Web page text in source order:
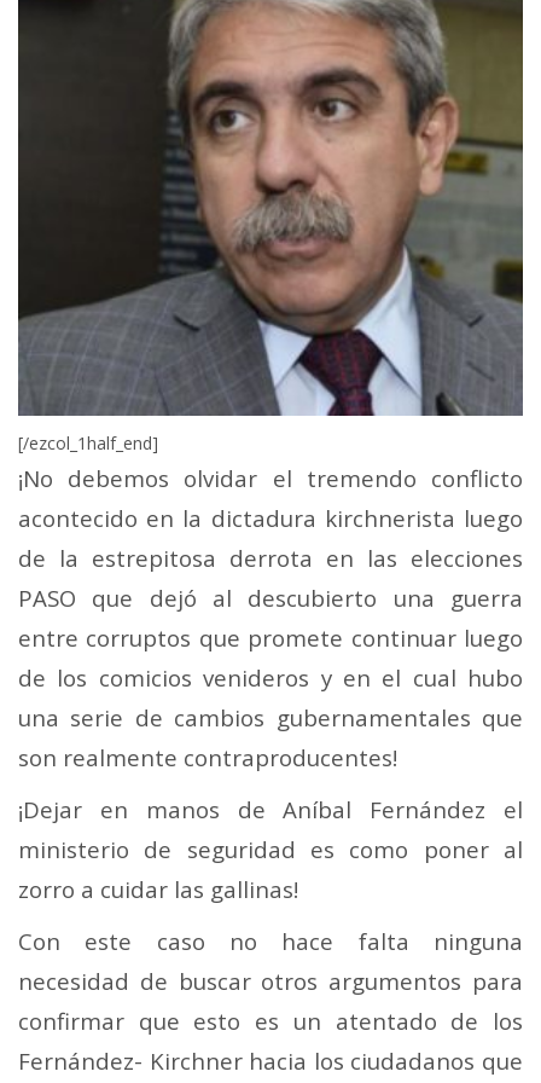
[/ezcol_1half_end]
¡No debemos olvidar el tremendo conflicto
acontecido en la dictadura kirchnerista luego
de la estrepitosa derrota en las elecciones
PASO que dejó al descubierto una guerra
entre corruptos que promete continuar luego
de los comicios venideros y en el cual hubo
una serie de cambios gubernamentales que
son realmente contraproducentes!
¡Dejar en manos de Aníbal Fernández el
ministerio de seguridad es como poner al
zorro a cuidar las gallinas!
Con este caso no hace falta ninguna
necesidad de buscar otros argumentos para
confirmar que esto es un atentado de los
Fernández- Kirchner hacia los ciudadanos que